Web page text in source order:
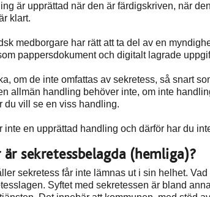
är upprättad när den är färdigskriven, när
klart.
medborgare har rätt att ta del av en
pappersdokument och digitalt lagrade
om de inte omfattas av sekretess, så snart
allmän handling behöver inte, om inte
du vill se en viss handling.
inte en upprättad handling och därför har du
sekretessbelagda (hemliga)?
sekretess får inte lämnas ut i sin helhet.
Syftet med sekretessen är bland